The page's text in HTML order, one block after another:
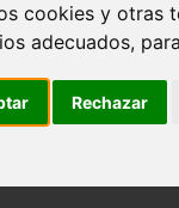
cookies y otras
adecuados,
Rechazar
una palabra, ya
en las